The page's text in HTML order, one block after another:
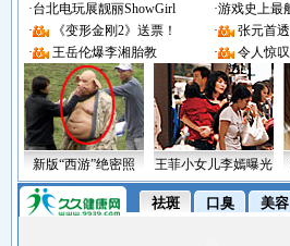
·台北电玩展靓丽ShowGirl ·游戏史上最
·
《变形金刚2》送票！ ·
张元首
·
王岳伦爆李湘胎教 · 令人惊
新版“西游”绝密照 王菲小女儿李嫣曝光